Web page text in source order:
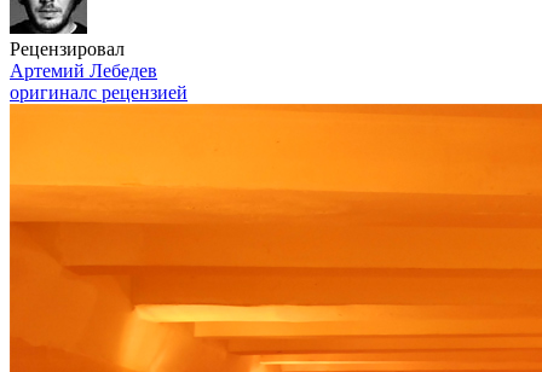
Рецензировал
Артемий Лебедев
оригиналс рецензией